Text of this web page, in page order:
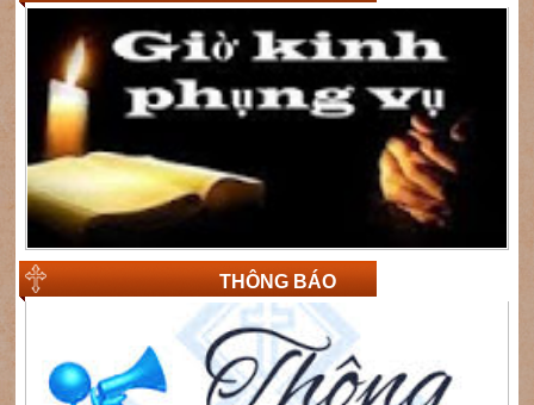
THÔNG BÁO